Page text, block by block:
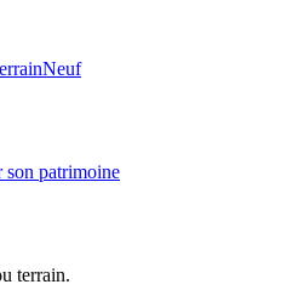
Neuf
son patrimoine
terrain.